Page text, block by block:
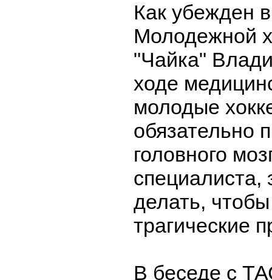
Как убежден
Молодежной
"Чайка"
ходе
молодые
обязательно
головного
специалиста,
делать,
трагические
В беседе с